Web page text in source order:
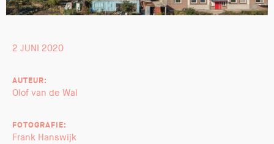
2 JUNI 2020
AUTEUR:
Olof van de Wal
FOTOGRAFIE:
Frank Hanswijk